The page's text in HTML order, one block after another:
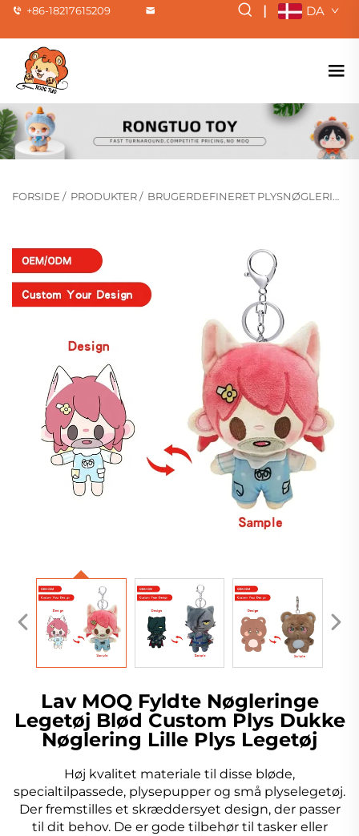
+86-18217615209 | DA
FORSIDE / PRODUKTER/ BRUGERDEFINERET PLYSNØGLERING
Lav MOQ Fyldte Nøgleringe
Legetøj Blød Custom Plys Dukke
Nøglering Lille Plys Legetøj
Høj kvalitet materiale til disse bløde,
specialtilpassede, plysepupper og små plyselegetøj.
Der fremstilles et skræddersyet design, der passer
til dit behov. De er gode tilbehør til tasker eller